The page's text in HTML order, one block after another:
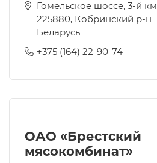
Гомельское шоссе, 3-й км
225880, Кобринский р-н
Беларусь
+375 (164) 22-90-74
ОАО «Брестский
мясокомбинат»